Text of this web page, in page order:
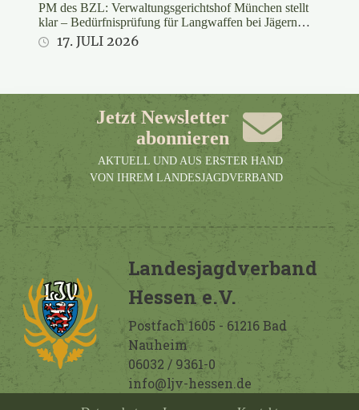
PM des BZL: Verwaltungsgerichtshof München stellt
klar – Bedürfnisprüfung für Langwaffen bei Jägern
rechtswidrig
17. JULI 2026
Jetzt Newsletter
abonnieren
AKTUELL UND AUS ERSTER HAND
VON IHREM LANDESJAGDVERBAND
Landesjagdverband
Hessen e.V.
Postfach 1605 - 61216 Bad
Nauheim
06032 / 9361-0
info@ljv-hessen.de